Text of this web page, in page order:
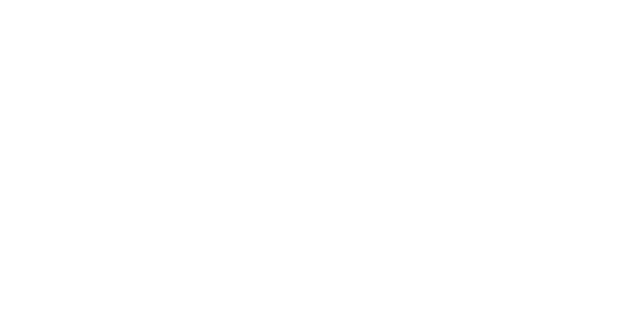
/ Maine Coon cattery Excellence, Maine Coon kittens
Договора передачи прав владения.